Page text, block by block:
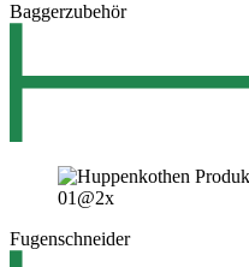
Baggerzubehör
Fugenschneider